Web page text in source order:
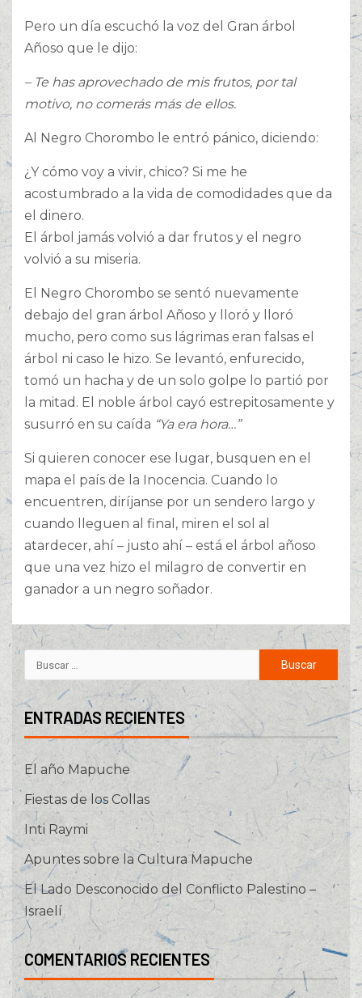
Pero un día escuchó la voz del Gran árbol
Añoso que le dijo:
– Te has aprovechado de mis frutos, por tal
motivo, no comerás más de ellos.
Al Negro Chorombo le entró pánico, diciendo:
¿Y cómo voy a vivir, chico? Si me he
acostumbrado a la vida de comodidades que da
el dinero.
El árbol jamás volvió a dar frutos y el negro
volvió a su miseria.
El Negro Chorombo se sentó nuevamente
debajo del gran árbol Añoso y lloró y lloró
mucho, pero como sus lágrimas eran falsas el
árbol ni caso le hizo. Se levantó, enfurecido,
tomó un hacha y de un solo golpe lo partió por
la mitad. El noble árbol cayó estrepitosamente y
susurró en su caída “Ya era hora…”
Si quieren conocer ese lugar, busquen en el
mapa el país de la Inocencia. Cuando lo
encuentren, diríjanse por un sendero largo y
cuando lleguen al final, miren el sol al
atardecer, ahí – justo ahí – está el árbol añoso
que una vez hizo el milagro de convertir en
ganador a un negro soñador.
ENTRADAS RECIENTES
El año Mapuche
Fiestas de los Collas
Inti Raymi
Apuntes sobre la Cultura Mapuche
El Lado Desconocido del Conflicto Palestino –
Israelí
COMENTARIOS RECIENTES